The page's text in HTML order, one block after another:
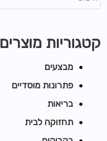
קטגוריות מוצרים
מבצעים
פתרונות מוסדיים
בריאות
תחזוקה לבית